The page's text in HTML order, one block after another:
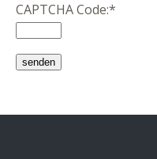
CAPTCHA Code:*